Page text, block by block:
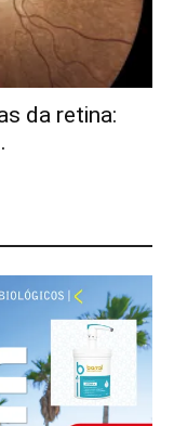
da retina: